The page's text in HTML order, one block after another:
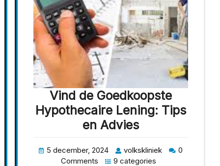
Vind de Goedkoopste
Hypothecaire Lening: Tips
en Advies
5 december, 2024 volkskliniek
0
Comments
9 categories